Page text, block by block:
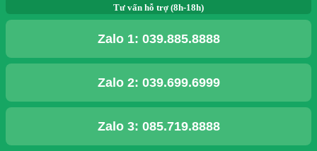
Tư vấn hỗ trợ (8h-18h)
Zalo 1: 039.885.8888
Zalo 2: 039.699.6999
Zalo 3: 085.719.8888